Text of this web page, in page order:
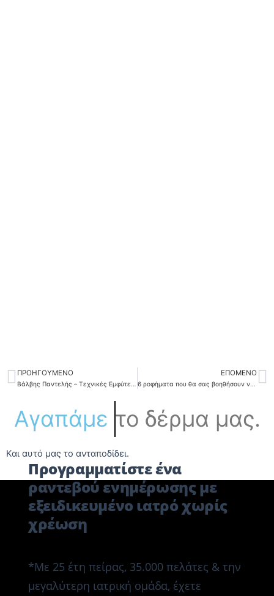
Prev
ΠΡΟΗΓΟΎΜΕΝΟ
Βάλβης Παντελής – Τεχνικές Εμφύτευσης Μαλλιών
ΕΠΌΜΕΝΟ
6 ροφήματα που θα σας βοηθήσουν να μειώσετε το βάρος σας!
Αγαπάμε το δέρμα μας.
Και αυτό μας το ανταποδίδει.
Προγραμματίστε ένα
ραντεβού ενημέρωσης με
εξειδικευμένο ιατρό χωρίς
χρέωση
*Με 25 έτη πείρας, 35.000 πελάτες & την
μεγαλύτερη ιατρική ομάδα, έχετε